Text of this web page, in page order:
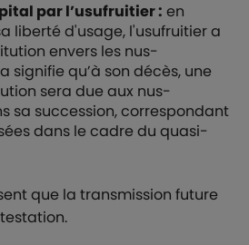
par l’usufruitier : en
liberté d'usage, l'usufruitier a
envers les nus-
signifie qu’à son décès, une
sera due aux nus-
sa succession, correspondant
dans le cadre du quasi-
que la transmission future